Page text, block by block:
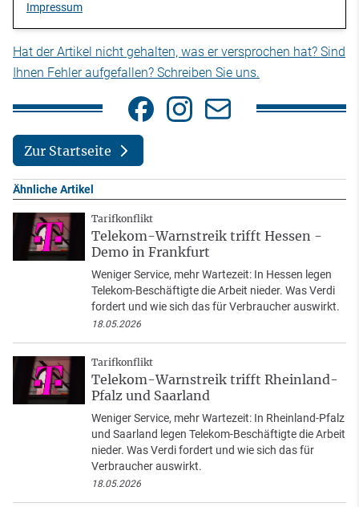
Impressum
Hat der Artikel nicht gehalten, was er versprochen hat? Sind
Ihnen Fehler aufgefallen? Schreiben Sie uns.
Zur Startseite
Ähnliche Artikel
Tarifkonflikt
Telekom-Warnstreik trifft Hessen -
Demo in Frankfurt
Weniger Service, mehr Wartezeit: In Hessen legen
Telekom-Beschäftigte die Arbeit nieder. Was Verdi
fordert und wie sich das für Verbraucher auswirkt.
18.05.2026
Tarifkonflikt
Telekom-Warnstreik trifft Rheinland-
Pfalz und Saarland
Weniger Service, mehr Wartezeit: In Rheinland-Pfalz
und Saarland legen Telekom-Beschäftigte die Arbeit
nieder. Was Verdi fordert und wie sich das für
Verbraucher auswirkt.
18.05.2026